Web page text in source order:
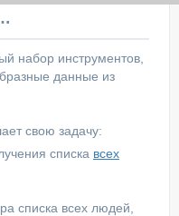
ВКонтакте
набор инструментов,
данные из
свою задачу:
списка всех
списка всех людей,